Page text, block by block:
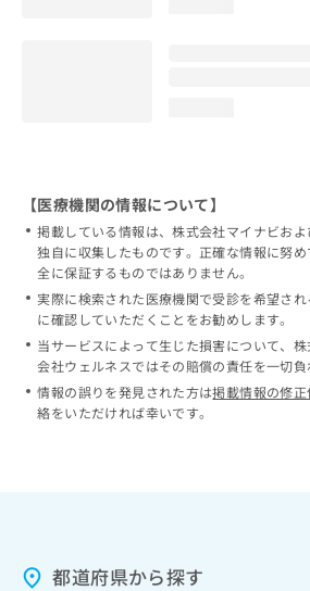
【医療機関の情報について】
掲載している情報は、株式会社マイナビお
独自に収集したものです。正確な情報に努
全に保証するものではありません。
実際に検索された医療機関で受診を希望さ
に確認していただくことをお勧めします。
当サービスによって生じた損害について、
会社ウェルネスではその賠償の責任を一切負
情報の誤りを発見された方は掲載情報の修
絡をいただければ幸いです。
都道府県から探す